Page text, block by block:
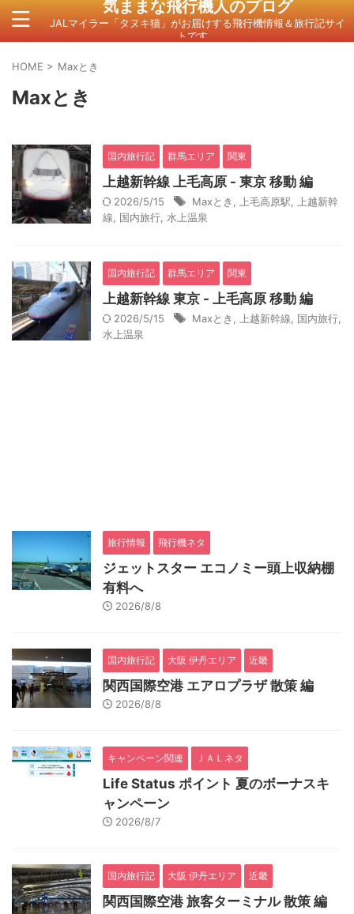
気ままな飛行機人のプログ
JALマイラー「タヌキ猫」がお届けする飛行機情報＆旅行記サイ
トです。
HOME > Maxとき
Maxとき
国内旅行記 群馬エリア 関東
上越新幹線 上毛高原 - 東京 移動 編
2026/5/15 Maxとき 上毛高原駅
上越新幹
線
国内旅行 水上温泉
国内旅行記 群馬エリア 関東
上越新幹線 東京 - 上毛高原 移動 編
2026/5/15 Maxとき 上越新幹線 国内旅行
水上温泉
旅行情報 飛行機ネタ
ジェットスター エコノミー頭上収納棚
有料へ
2026/8/8
国内旅行記 大阪 伊丹エリア 近畿
関西国際空港 エアロプラザ 散策 編
2026/8/8
キャンペーン関連 ＪＡＬネタ
Life Status ポイント 夏のボーナスキ
ャンペーン
2026/8/7
国内旅行記 大阪 伊丹エリア 近畿
関西国際空港 旅客ターミナル 散策 編